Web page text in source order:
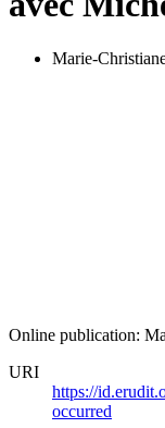
Marie-
Online publication:
URI
https://
occurred